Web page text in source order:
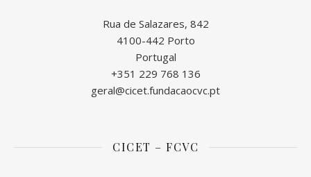
Rua de Salazares, 842
4100-442 Porto
Portugal
+351 229 768 136
geral@cicet.fundacaocvc.pt
CICET – FCVC